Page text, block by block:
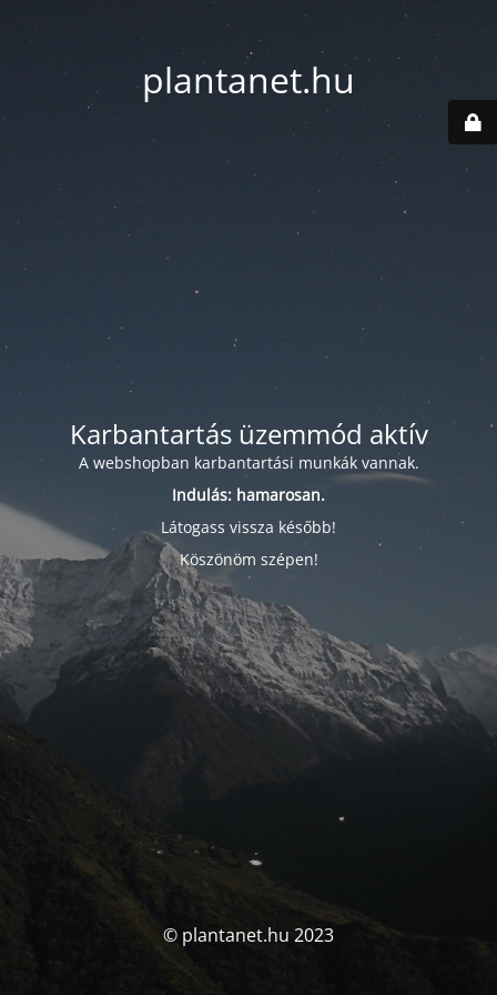
plantanet.hu
Karbantartás üzemmód aktív
A webshopban karbantartási munkák vannak.
Indulás: hamarosan.
Látogass vissza később!
Köszönöm szépen!
© plantanet.hu 2023